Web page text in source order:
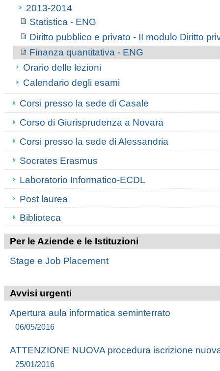
2013-2014
Statistica - ENG
Diritto pubblico e privato - II modulo Diritto
Finanza quantitativa - ENG
Orario delle lezioni
Calendario degli esami
Corsi presso la sede di Casale
Corso di Giurisprudenza a Novara
Corsi presso la sede di Alessandria
Socrates Erasmus
Laboratorio Informatico-ECDL
Post laurea
Biblioteca
Per le Aziende e le Istituzioni
Stage e Job Placement
Avvisi urgenti
Apertura aula informatica seminterrato
06/05/2016
ATTENZIONE NUOVA procedura iscrizione
25/01/2016